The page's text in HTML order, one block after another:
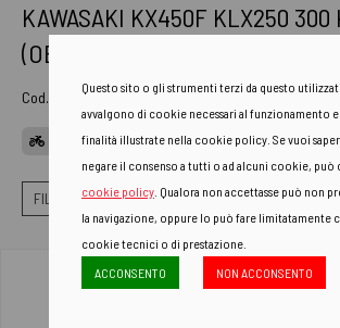
KAWASAKI KX450F KLX250 300
(OEM 16099-003
Cod. Art. IP-1010
APPLICAZIONI
FILTRI FILTRI OLIO FILTRI OLIO IN CARTA
Questo sito o gli strumenti terzi da questo
avvalgono di cookie necessari al funzionamento
finalità illustrate nella cookie policy. Se vuoi
negare il consenso a tutti o ad alcuni cookie, può
cookie policy . Qualora non accettasse può non
la navigazione, oppure lo può fare limitatamente
cookie tecnici o di prestazione.
ACCONSENTO
NON ACCONSENTO